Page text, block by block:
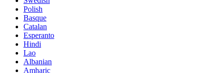
Polish
Basque
Catalan
Esperanto
Hindi
Lao
Albanian
Amharic